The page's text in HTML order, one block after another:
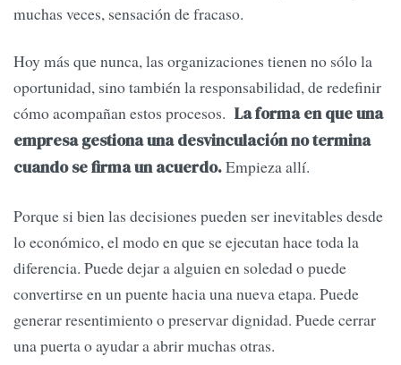
muchas veces, sensación de fracaso.
Hoy más que nunca, las organizaciones tienen no sólo la
oportunidad, sino también la responsabilidad, de redefinir
cómo acompañan estos procesos. La forma en que una
empresa gestiona una desvinculación no termina
cuando se firma un acuerdo.Empieza allí.
Porque si bien las decisiones pueden ser inevitables desde
lo económico, el modo en que se ejecutan hace toda la
diferencia. Puede dejar a alguien en soledad o puede
convertirse en un puente hacia una nueva etapa. Puede
generar resentimiento o preservar dignidad. Puede cerrar
una puerta o ayudar a abrir muchas otras.